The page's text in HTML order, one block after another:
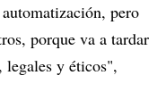
pero
porque va a tardar
legales y éticos",